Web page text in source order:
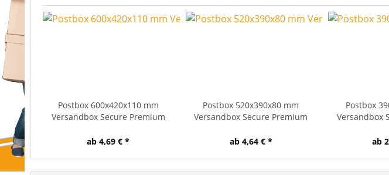
Postbox 600x420x110 mm
Versandbox Secure Premium
ab 4,69 € *
Postbox 520x390x80 mm
Versandbox Secure Premium
ab 4,64 € *
Postbox
Versandbox
ab